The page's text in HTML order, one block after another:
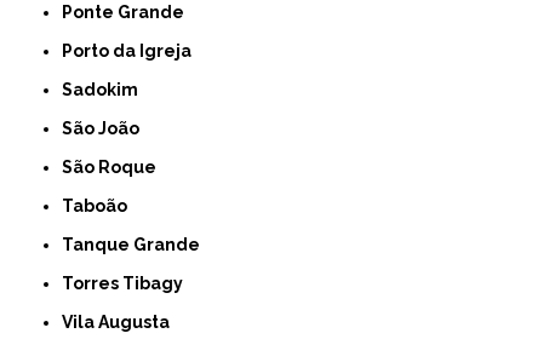
Ponte Grande
Porto da Igreja
Sadokim
São João
São Roque
Taboão
Tanque Grande
Torres Tibagy
Vila Augusta